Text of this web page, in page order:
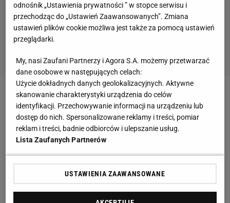
W rozmowie ze słoweńskim magazynem "Mladina",
sugerował, że "finansowe Fair Play" wprowadzone
przez jego poprzednika Michaela Platiniego nie
wystarcza. Kluby nauczyły się je obchodzić. Czas na
kolejne reformy.
odnośnik „Ustawienia prywatności ” w stopce serwisu i
przechodząc do „Ustawień Zaawansowanych”. Zmiana
ustawień plików cookie możliwa jest także za pomocą ustawień
przeglądarki.
My, nasi Zaufani Partnerzy i Agora S.A. możemy przetwarzać
dane osobowe w następujących celach:
Użycie dokładnych danych geolokalizacyjnych. Aktywne
skanowanie charakterystyki urządzenia do celów
identyfikacji. Przechowywanie informacji na urządzeniu lub
dostęp do nich. Spersonalizowane reklamy i treści, pomiar
reklam i treści, badnie odbiorców i ulepszanie usług.
Lista Zaufanych Partnerów
USTAWIENIA ZAAWANSOWANE